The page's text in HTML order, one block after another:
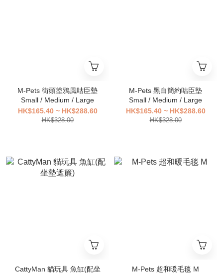
M-Pets 街頭塗鴉風咕臣墊
Small / Medium / Large
HK$165.40 ~ HK$288.60
HK$328.00
M-Pets 黑白簡約咕臣墊
Small / Medium / Large
HK$165.40 ~ HK$288.60
HK$328.00
CattyMan 貓玩具 魚缸(配坐
M-Pets 超和暖毛毯 M